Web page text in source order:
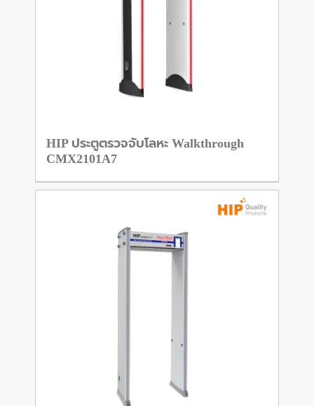
HIP ประตูตรวจจับโลหะ Walkthrough
CMX2101A7